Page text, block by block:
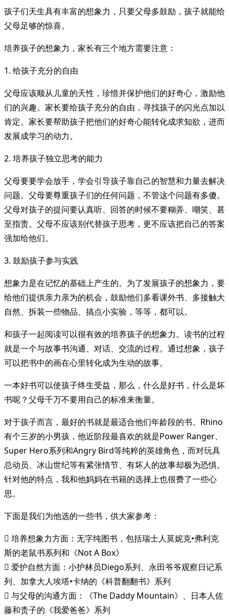
孩子们天生具有丰富的想象力，只要父母多鼓励，孩子就能给
父母足够的惊喜。
培养孩子的想象力，家长有三个地方需要注意：
1. 给孩子充分的自由
父母应该顺从儿童的天性，珍惜并保护他们的好奇心，激励他
们的兴趣。家长要给孩子充分的自由，寻找孩子的闪光点加以
肯定。家长要帮助孩子把他们的好奇心能转化成求知欲，进而
发展成学习的动力。
2. 培养孩子独立思考的能力
父母要要学会放手，学会引导孩子靠自己的智慧和力量去解决
问题。父母要尊重孩子们的任何问题，不管这个问题有多傻。
父母对孩子的提问要认真听、回答的时候不要糊弄、嘲笑、甚
至指责。父母不应该别代替孩子思考，更不应该把自己的答案
强加给他们。
3. 鼓励孩子参与实践
想象力是在记忆的基础上产生的。为了发展孩子的想象力，要
给他们提供亲力亲为的机会，鼓励他们多看课外书、多接触大
自然、拆装一些物品、搞点小实验，等等，都可以。
和孩子一起阅读可以很有效的培养孩子的想象力。读书的过程
就是一个与故事书沟通、对话、交流的过程。通过想象，孩子
可以把书中的画在心里转化成为生动的故事。
一本好书可以使孩子终生受益，那么，什么是好书，什么是坏
书呢？父母千万不要用自己的标准来衡量。
对于孩子而言，最好的书就是最适合他们年龄段的书。Rhino
有个三岁的小男孩，他近阶段最喜欢的就是Power Ranger、
Super Hero系列和Angry Bird等纯粹的英雄角色，而对玩具
总动员、冰山世纪等有紧张情节、有坏人的故事却极为恐惧。
针对他的特点，我和他妈妈在书籍的选择上也很费了一些心
思。
下面是我们为他选的一些书，供大家参考：
 培养想象力方面：无字纯图书，包括瑞士人莫妮克•弗利克
斯的老鼠书系列和《Not A Box》
 爱护自然方面：小护林员Diego系列、永田爷爷观察日记系
列、加拿大人埃塔•卡纳的《科普翻翻书》系列
 与父母的沟通方面：《The Daddy Mountain》、日本人佐
藤和贵子的《我爱爸爸》系列